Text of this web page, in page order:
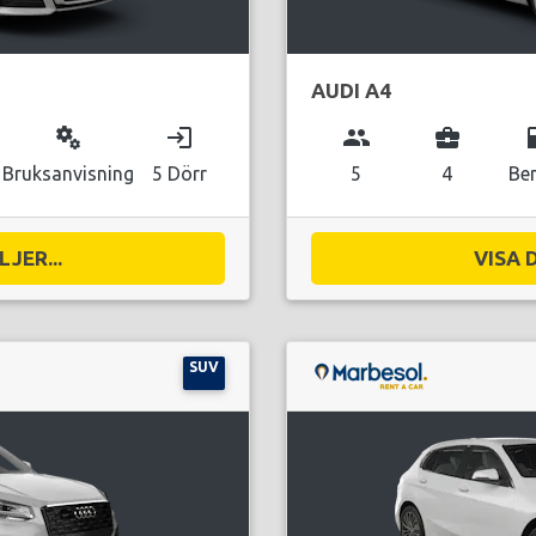
miscellaneous_services
Bruksanvisning
login
5 Dörr
AUDI A4
group
5
business_center
4
VISA
SUV